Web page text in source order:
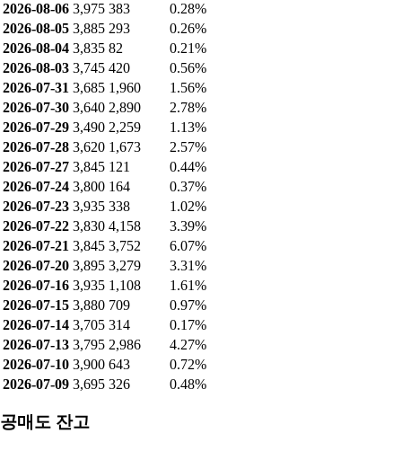
2026-08-06 3,975 383
0.28%
2026-08-05 3,885 293
0.26%
2026-08-04 3,835 82
0.21%
2026-08-03 3,745 420
0.56%
2026-07-31 3,685 1,960
1.56%
2026-07-30 3,640 2,890
2.78%
2026-07-29 3,490 2,259
1.13%
2026-07-28 3,620 1,673
2.57%
2026-07-27 3,845 121
0.44%
2026-07-24 3,800 164
0.37%
2026-07-23 3,935 338
1.02%
2026-07-22 3,830 4,158
3.39%
2026-07-21 3,845 3,752
6.07%
2026-07-20 3,895 3,279
3.31%
2026-07-16 3,935 1,108
1.61%
2026-07-15 3,880 709
0.97%
2026-07-14 3,705 314
0.17%
2026-07-13 3,795 2,986
4.27%
2026-07-10 3,900 643
0.72%
2026-07-09 3,695 326 0.48%
공매도 잔고